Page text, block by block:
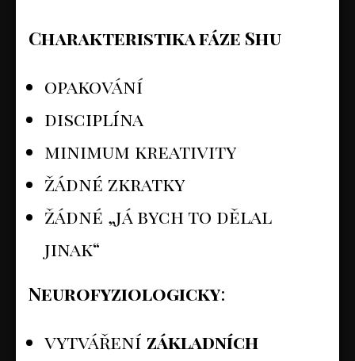
Charakteristika fáze Shu
opakování
disciplína
minimum kreativity
žádné zkratky
žádné „já bych to dělal
jinak“
Neurofyziologicky:
vytváření základních